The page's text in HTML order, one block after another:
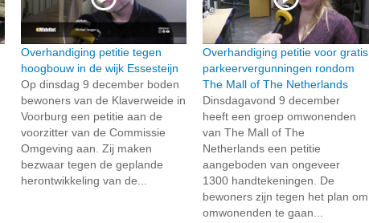
Overhandiging petitie tegen
hoogbouw in de wijk Essesteijn
Op dinsdag 9 december boden
bewoners van de Klaverweide in
Voorburg een petitie aan de
voorzitter van de Commissie
Omgeving aan. Zij maken
bezwaar tegen de geplande
herontwikkeling van de...
Overhandiging petitie voor gratis
parkeervergunningen rondom
The Mall of The Netherlands
Dinsdagavond 9 december
heeft een groep omwonenden
van The Mall of The
Netherlands een petitie
aangeboden van ongeveer
1300 handtekeningen. De
bewoners zijn tegen het plan om
omwonenden te gaan...